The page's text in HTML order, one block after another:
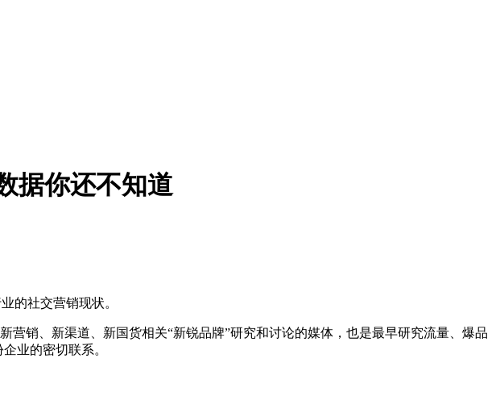
据你还不知道
的社交营销现状。
销、新渠道、新国货相关“新锐品牌”研究和讨论的媒体，也是最早研究流量、爆品
业的密切联系。